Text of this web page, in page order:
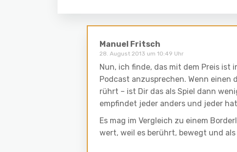
Manuel Fritsch
28. August 2013 um 10:49 Uhr
Nun, ich finde, das mit dem Preis ist
Podcast anzusprechen. Wenn
rührt – ist Dir das als Spiel dann
empfindet jeder anders und jeder
Es mag im Vergleich zu einem
wert, weil es berührt, bewegt und